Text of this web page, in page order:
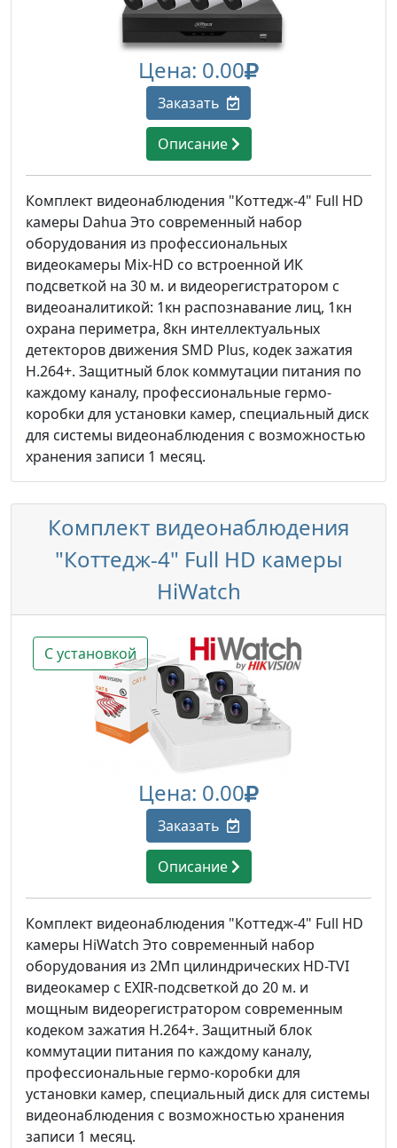
Цена: 0.00
Заказать
Описание
Комплект видеонаблюдения "Коттедж-4" Full HD
камеры Dahua Это современный набор
оборудования из профессиональных
видеокамеры Mix-HD со встроенной ИК
подсветкой на 30 м. и видеорегистратором с
видеоаналитикой: 1кн распознавание лиц, 1кн
охрана периметра, 8кн интеллектуальных
детекторов движения SMD Plus, кодек зажатия
H.264+. Защитный блок коммутации питания по
каждому каналу, профессиональные гермо-
коробки для установки камер, специальный диск
для системы видеонаблюдения с возможностью
хранения записи 1 месяц.
Комплект видеонаблюдения
"Коттедж-4" Full HD камеры
HiWatch
С установкой
Цена: 0.00
Заказать
Описание
Комплект видеонаблюдения "Коттедж-4" Full HD
камеры HiWatch Это современный набор
оборудования из 2Мп цилиндрических HD-TVI
видеокамер с EXIR-подсветкой до 20 м. и
мощным видеорегистратором современным
кодеком зажатия H.264+. Защитный блок
коммутации питания по каждому каналу,
профессиональные гермо-коробки для
установки камер, специальный диск для системы
видеонаблюдения с возможностью хранения
записи 1 месяц.